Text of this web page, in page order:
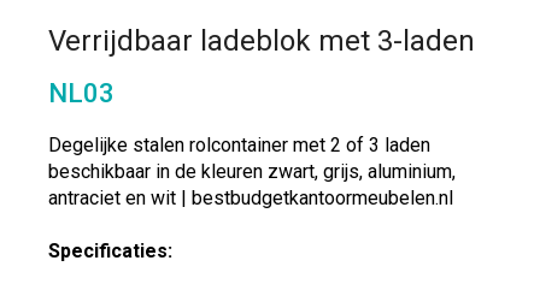
Verrijdbaar ladeblok met 3-laden
NL03
Degelijke stalen rolcontainer met 2 of 3 laden
beschikbaar in de kleuren zwart, grijs, aluminium,
antraciet en wit | bestbudgetkantoormeubelen.nl
Specificaties: